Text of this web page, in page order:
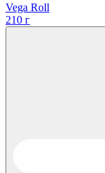
Vega Roll
210 г